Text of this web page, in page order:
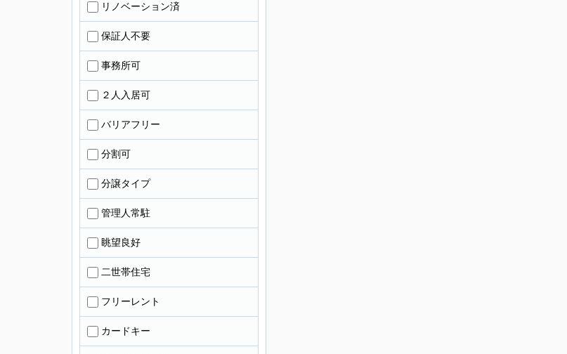
リノベーション済
保証人不要
事務所可
２人入居可
バリアフリー
分割可
分譲タイプ
管理人常駐
眺望良好
二世帯住宅
フリーレント
カードキー